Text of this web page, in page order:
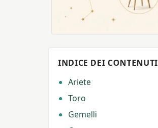
INDICE DEI CONTENUTI
Ariete
Toro
Gemelli